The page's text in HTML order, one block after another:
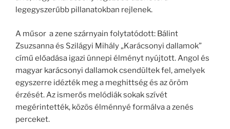
legegyszerűbb pillanatokban rejlenek.
A műsor a zene szárnyain folytatódott: Bálint
Zsuzsanna és Szilágyi Mihály „Karácsonyi dallamok”
című előadása igazi ünnepi élményt nyújtott. Angol és
magyar karácsonyi dallamok csendültek fel, amelyek
egyszerre idézték meg a meghittség és az öröm
érzését. Az ismerős melódiák sokak szívét
megérintették, közös élménnyé formálva a zenés
perceket.